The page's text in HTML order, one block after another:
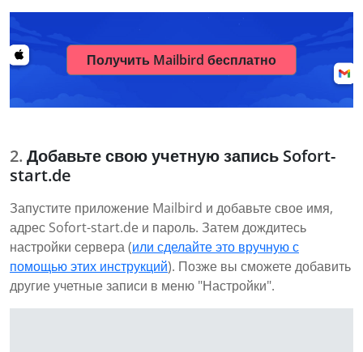
Получить Mailbird бесплатно
Добавьте свою учетную запись Sofort-
start.de
Запустите приложение Mailbird и добавьте свое имя,
адрес Sofort-start.de и пароль. Затем дождитесь
настройки сервера (или сделайте это вручную с
помощью этих инструкций). Позже вы сможете добавить
другие учетные записи в меню "Настройки".